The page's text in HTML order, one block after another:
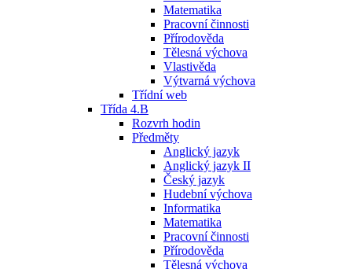
Matematika
Pracovní činnosti
Přírodověda
Tělesná výchova
Vlastivěda
Výtvarná výchova
Třídní web
Třída 4.B
Rozvrh hodin
Předměty
Anglický jazyk
Anglický jazyk II
Český jazyk
Hudební výchova
Informatika
Matematika
Pracovní činnosti
Přírodověda
Tělesná výchova